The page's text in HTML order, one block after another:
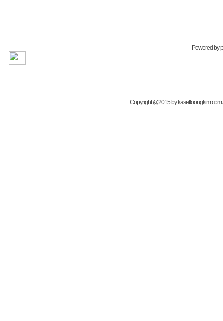
Powered by
Copyright @2015 by kasetloongkim.com